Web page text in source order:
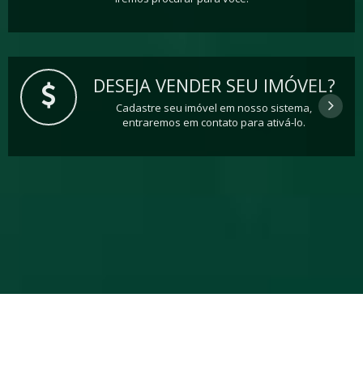
DESEJA VENDER SEU IMÓVEL?
Cadastre seu imóvel em nosso sistema,
entraremos em contato para ativá-lo.